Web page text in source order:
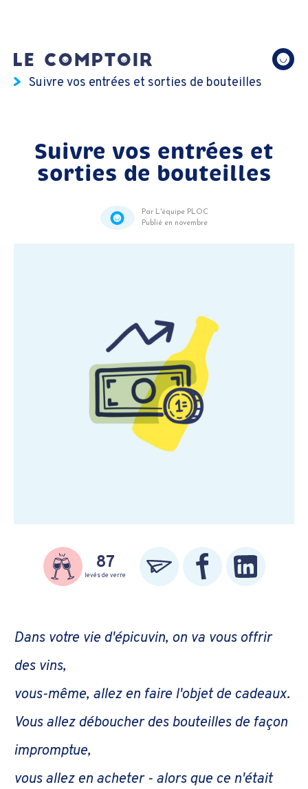
Suivre vos entrées et sorties de bouteilles
Suivre vos entrées et
sorties de bouteilles
Par L'équipe PLOC
Publié en novembre
87
levés de verre
Dans votre vie d'épicuvin, on va vous offrir
des vins,
vous-même, allez en faire l'objet de cadeaux.
Vous allez déboucher des bouteilles de façon
impromptue,
vous allez en acheter - alors que ce n'était